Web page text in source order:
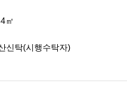
㎡
신탁(시행수탁자)